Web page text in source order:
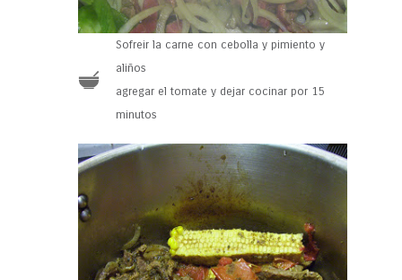
Sofreir la carne con cebolla y pimiento y
aliños
agregar el tomate y dejar cocinar por 15
minutos